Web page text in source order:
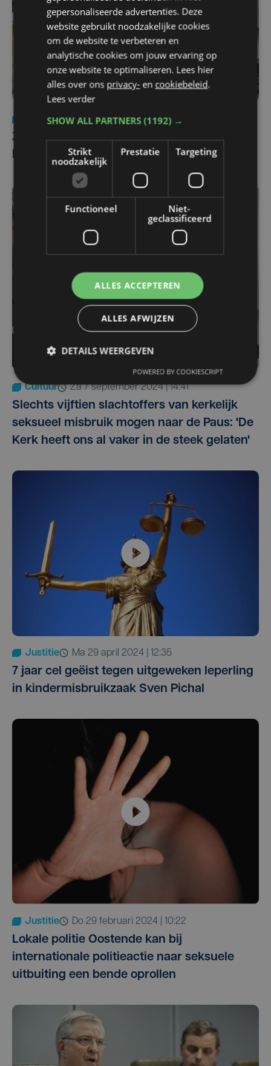
Justitie di 19 november 2024 | 14:31
Zorgcentrum na Seksueel Geweld ontvangt
kwart meer slachtoffers, ook van 'spiking'
Cultuur za 7 september 2024 | 14:41
Slechts vijftien slachtoffers van kerkelijk
seksueel misbruik mogen naar de Paus: 'De
Kerk heeft ons al vaker in de steek gelaten'
Justitie ma 29 april 2024 | 12:35
7 jaar cel geëist tegen uitgeweken Ieperling
in kindermisbruikzaak Sven Pichal
Justitie do 29 februari 2024 | 10:22
Lokale politie Oostende kan bij
internationale politieactie naar seksuele
uitbuiting een bende oprollen
gepersonaliseerde advertenties. Deze
website gebruikt noodzakelijke cookies
om de website te verbeteren en
analytische cookies om jouw ervaring op
onze website te optimaliseren. Lees hier
alles over ons privacy- en cookiebeleid.
Lees verder
SHOW ALL PARTNERS(1192) →
Strikt
noodzakelijk
Prestatie Targeting
Functioneel
Niet-
geclassificeerd
ALLES ACCEPTEREN
ALLES AFWIJZEN
DETAILS WEERGEVEN
POWERED BY COOKIESCRIPT